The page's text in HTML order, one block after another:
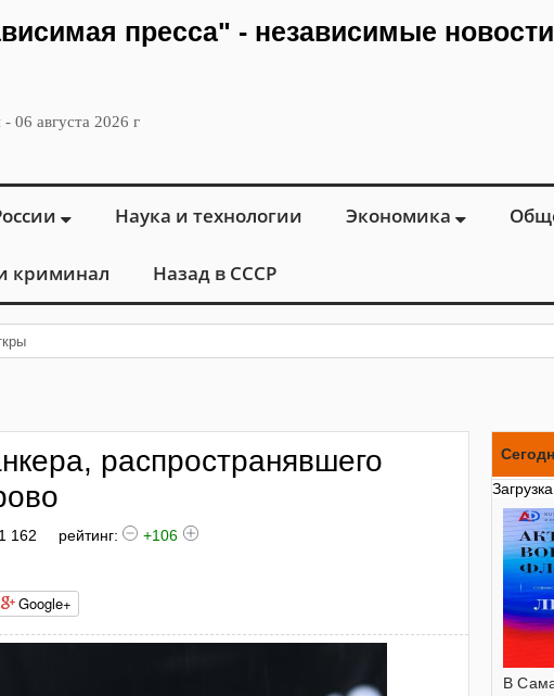
пресса" - независимые
- 06 августа 2026 г
Наука и технологии Экономика
криминал Назад в СССР
«Городской центр флебологии
распространявшего
162 рейтинг: +106
Google+
В